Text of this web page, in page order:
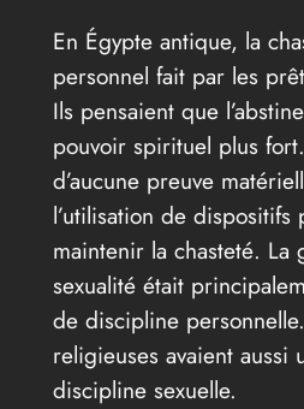
En Égypte antique, la
personnel fait par les
Ils pensaient que
pouvoir spirituel plus
d’aucune preuve
l’utilisation de dispositifs
maintenir la chasteté. La
sexualité était
de discipline
religieuses avaient aussi
discipline sexuelle.